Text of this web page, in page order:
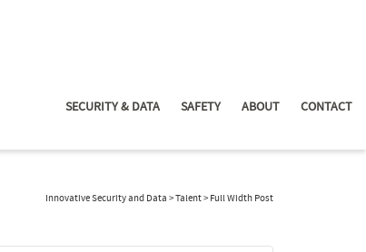
SECURITY & DATA SAFETY ABOUT CONTACT
Innovative Security and Data >Talent> Full Width Post